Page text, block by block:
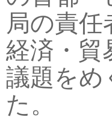
局の責
経済・貿
議題を
た。